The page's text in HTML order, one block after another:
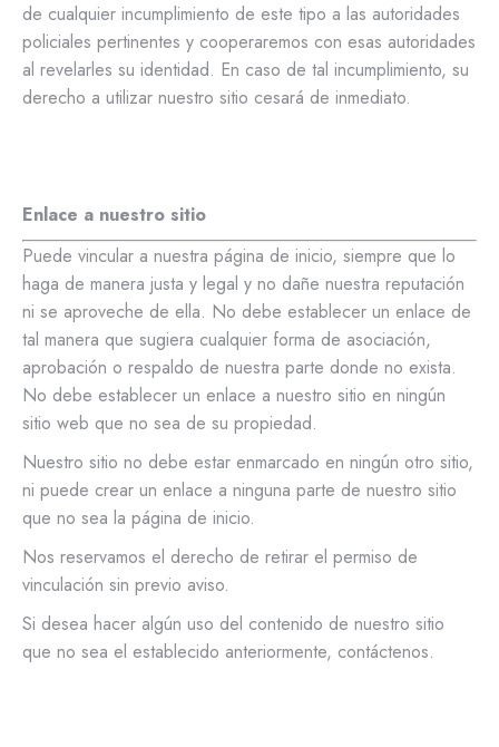
de cualquier incumplimiento de este tipo a las autoridades
policiales pertinentes y cooperaremos con esas autoridades
al revelarles su identidad. En caso de tal incumplimiento, su
derecho a utilizar nuestro sitio cesará de inmediato.
Enlace a nuestro sitio
Puede vincular a nuestra página de inicio, siempre que lo
haga de manera justa y legal y no dañe nuestra reputación
ni se aproveche de ella. No debe establecer un enlace de
tal manera que sugiera cualquier forma de asociación,
aprobación o respaldo de nuestra parte donde no exista.
No debe establecer un enlace a nuestro sitio en ningún
sitio web que no sea de su propiedad.
Nuestro sitio no debe estar enmarcado en ningún otro sitio,
ni puede crear un enlace a ninguna parte de nuestro sitio
que no sea la página de inicio.
Nos reservamos el derecho de retirar el permiso de
vinculación sin previo aviso.
Si desea hacer algún uso del contenido de nuestro sitio
que no sea el establecido anteriormente, contáctenos.